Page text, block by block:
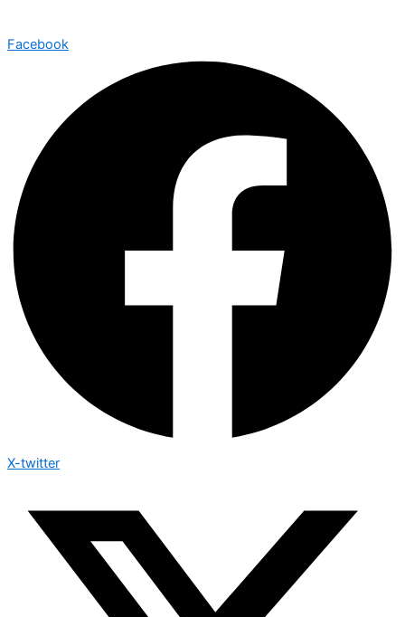
Facebook
X-twitter